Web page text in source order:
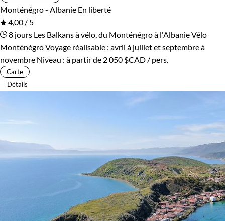
Monténégro - Albanie En liberté
4,00 / 5
8 jours Les Balkans à vélo, du Monténégro à l'AlbanieVélo
MonténégroVoyage réalisable : avril à juillet et septembre à
novembre Niveau : à partir de 2 050 $CAD / pers.
Carte
Détails